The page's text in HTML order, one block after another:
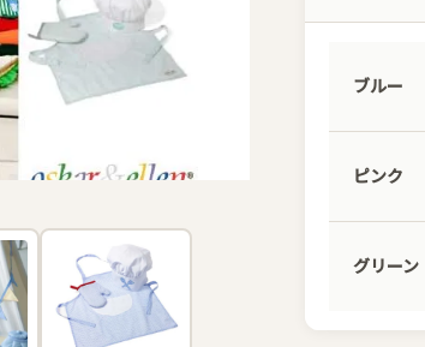
ブルー
ピンク
グリーン